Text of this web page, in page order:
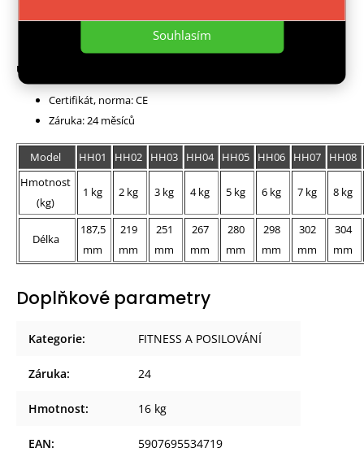
Souhlasím
Balení obsahuje 2ks činek
Upozornění:
Certifikát, norma: CE
Záruka: 24 měsíců
Model HH01 HH02 HH03 HH04 HH05 HH06 HH07
HH08
Hmotnost
(kg)
1 kg 2 kg 3 kg 4 kg 5 kg 6 kg 7 kg 8 kg
Délka
187,5
mm
219
mm
251
mm
267
mm
280
mm
298
mm
302
mm
304
mm
Doplňkové parametry
Kategorie: FITNESS A POSILOVÁNÍ
Záruka: 24
Hmotnost: 16 kg
EAN: 5907695534719